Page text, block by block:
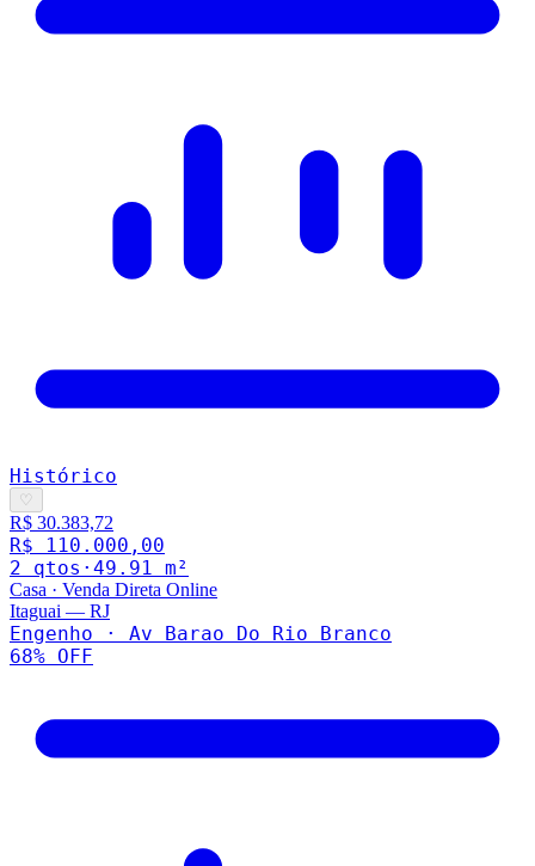
Histórico
♡
R$ 30.383,72
R$ 110.000,00
2 qtos · 49.91 m²
Casa · Venda Direta Online
Itaguai — RJ
Engenho · Av Barao Do Rio Branco
68% OFF